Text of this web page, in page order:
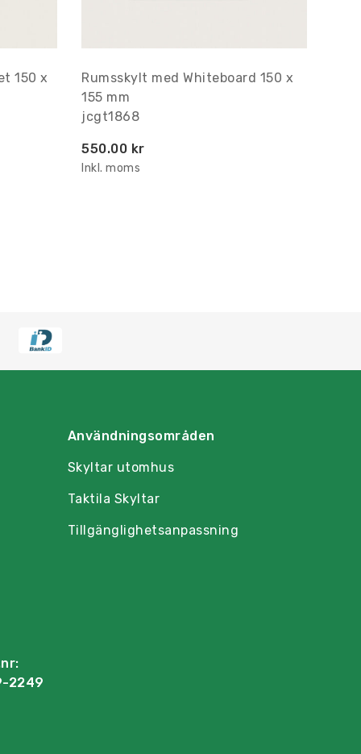
150 x
Rumsskylt med Whiteboard 150 x
155 mm
jcgt1868
550.00 kr
Inkl. moms
Användningsområden
Skyltar utomhus
Taktila Skyltar
Tillgänglighetsanpassning
2249